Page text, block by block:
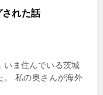
された話
いま住んでいる茨城
。 私の奥さんが海外